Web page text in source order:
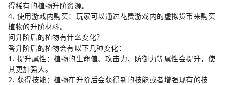
得稀有的植物升阶资源。
4. 使用游戏内购买：玩家可以通过花费游戏内的虚拟货币来购买
植物的升阶材料。
问升阶后的植物有什么变化？
答升阶后的植物会有以下几种变化：
1. 提升属性：植物的生命值、攻击力、防御力等属性会提升，使
其更加强大。
2. 获得技能：植物在升阶后会获得新的技能或者增强现有的技